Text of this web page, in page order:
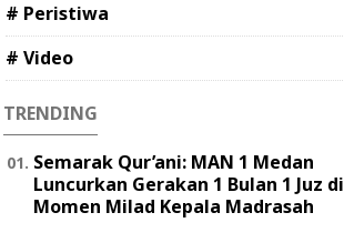
# Peristiwa
# Video
TRENDING
Semarak Qur’ani: MAN 1 Medan
Luncurkan Gerakan 1 Bulan 1 Juz di
Momen Milad Kepala Madrasah